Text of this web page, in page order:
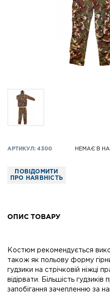
АРТИКУЛ: 4300 НЕМАЄ В
ПОВІДОМИТИ
ПРО НАЯВНІСТЬ
ОПИС ТОВАРУ
Костюм рекомендується
також як польову форму
гудзики на стрічковій ніжці
відірвати. Більшість
запобігання зачепленню за